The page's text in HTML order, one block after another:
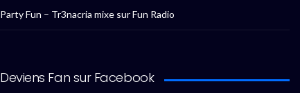
Party Fun – Tr3nacria mixe sur Fun Radio
Deviens Fan sur Facebook